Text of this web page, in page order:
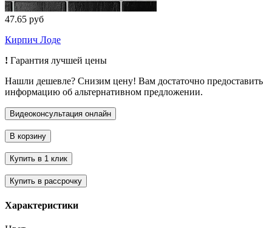
47.65 руб
Кирпич Лоде
! Гарантия лучшей цены
Нашли дешевле? Снизим цену! Вам достаточно предоставить
информацию об альтернативном предложении.
Характеристики